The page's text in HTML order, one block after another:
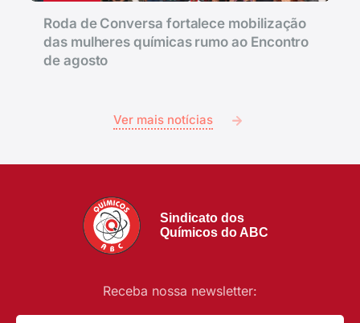
Roda de Conversa fortalece mobilização
das mulheres químicas rumo ao Encontro
de agosto
Ver mais notícias
Sindicato dos
Químicos do ABC
Receba nossa newsletter: